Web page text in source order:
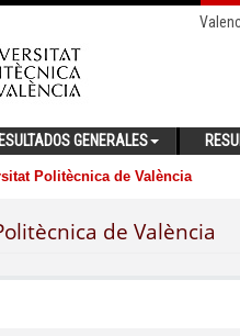
GENERALES
Politècnica de València
de València